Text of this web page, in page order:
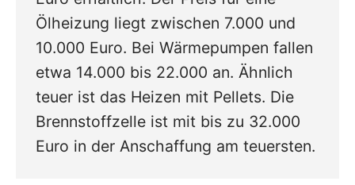
Ölheizung liegt zwischen 7.000 und
10.000 Euro. Bei Wärmepumpen fallen
etwa 14.000 bis 22.000 an. Ähnlich
teuer ist das Heizen mit Pellets. Die
Brennstoffzelle ist mit bis zu 32.000
Euro in der Anschaffung am teuersten.